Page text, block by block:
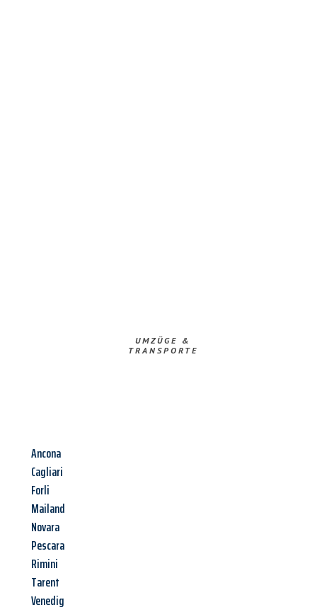
UMZÜGE &
TRANSPORTE
Ancona
Cagliari
Forli
Mailand
Novara
Pescara
Rimini
Tarent
Venedig